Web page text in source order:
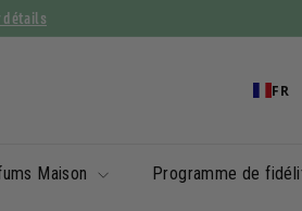
détails
FR
Maison Programme de